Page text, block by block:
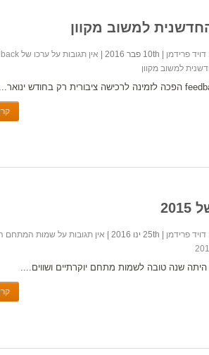
דויד פרידמן | 10th פבר 2016 | אין תגובות
למשוב מקוון
דויד פרידמן אין תגובות על שמות המתחם